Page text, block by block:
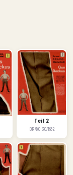
Teil 2
BRAVO 30/1962